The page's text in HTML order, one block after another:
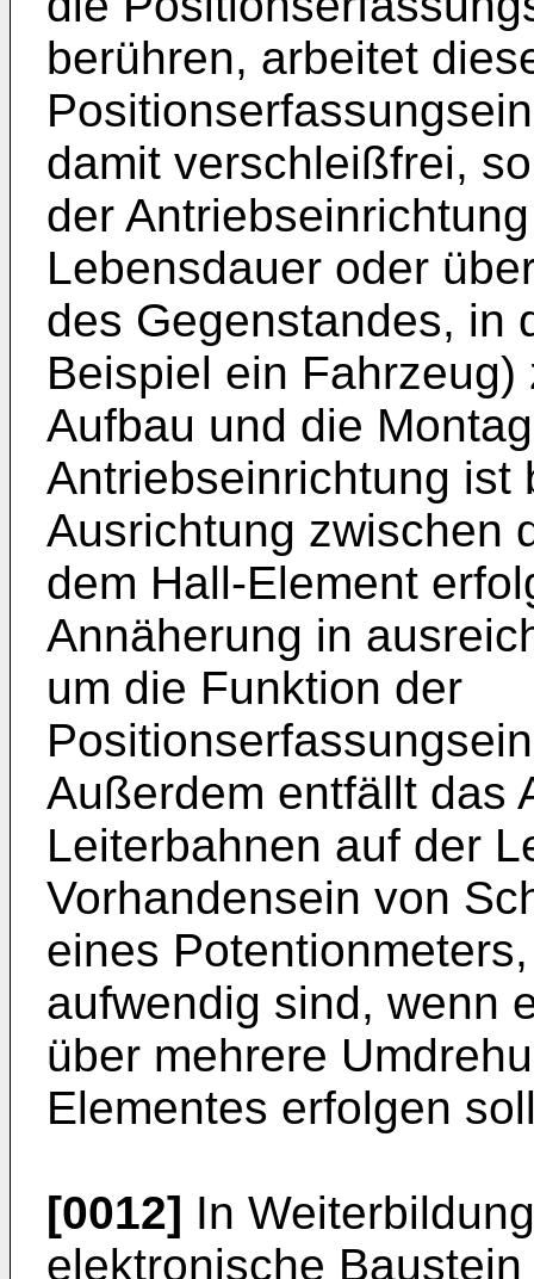
berühren, arbeitet
damit verschleißfrei,
der
Lebensdauer oder
des Gegenstandes, in
Beispiel ein
Aufbau und die
Antriebseinrichtung ist
Ausrichtung zwischen
dem Hall-Element
Annäherung in
um die Funktion der
Außerdem entfällt das
Leiterbahnen auf der
Vorhandensein von
eines
aufwendig sind, wenn
über mehrere
Elementes erfolgen
[0012] In
elektronische